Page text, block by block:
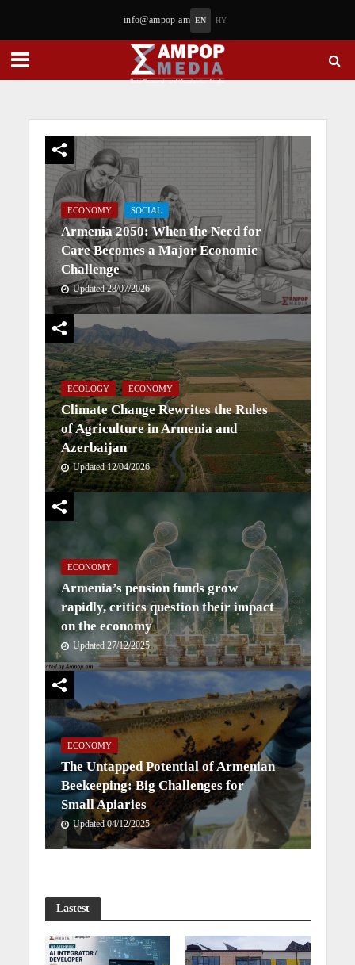
info@ampop.am EN HY
ECONOMY SOCIAL
Armenia 2050: When the Need for
Care Becomes a Major Economic
Challenge
Updated 28/07/2026
ECOLOGY ECONOMY
Climate Change Rewrites the Rules
of Agriculture in Armenia and
Azerbaijan
Updated 12/04/2026
ECONOMY
Armenia’s pension funds grow
rapidly, critics question their impact
on the economy
Updated 27/12/2025
ECONOMY
The Untapped Potential of Armenian
Beekeeping: Big Challenges for
Small Apiaries
Updated 04/12/2025
Lastest